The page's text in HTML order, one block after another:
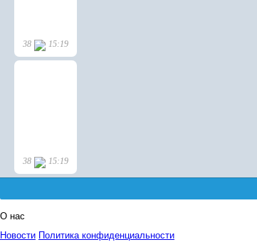
О нас
Новости Политика конфиденциальности